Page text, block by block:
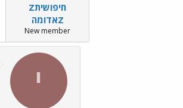
Zחיפושית
אדומהZ
New member
י